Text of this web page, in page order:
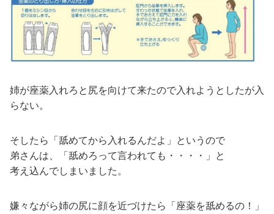
姉が座薬入れろと尻を向けて来たので入れようとしたが入
らない。
そしたら「舐めてから入れるんだよ」というので
弟さんは、「舐めろって言われても・・・・」と
考え込んでしまいました。
嫌々ながら姉の尻に顔を近づけたら「座薬を舐めるの！」